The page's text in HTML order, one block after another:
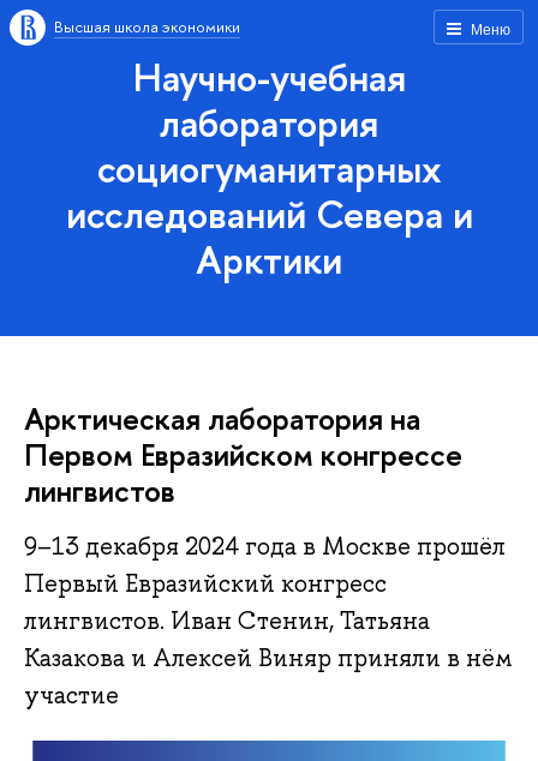
Меню
Высшая школа экономики
Научно-учебная
лаборатория
социогуманитарных
исследований Севера и
Арктики
Арктическая лаборатория на
Первом Евразийском конгрессе
лингвистов
9–13 декабря 2024 года в Москве прошёл
Первый Евразийский конгресс
лингвистов. Иван Стенин, Татьяна
Казакова и Алексей Виняр приняли в нём
участие